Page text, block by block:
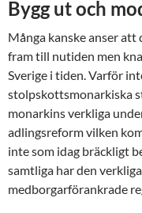
Bygg ut och
Många kanske anser
fram till nutiden men
Sverige i tiden. Varför
stolpskottsmonarkiska
monarkins verkliga
adlingsreform vilken
inte som idag bräckligt
samtliga har den
medborgarförankrade